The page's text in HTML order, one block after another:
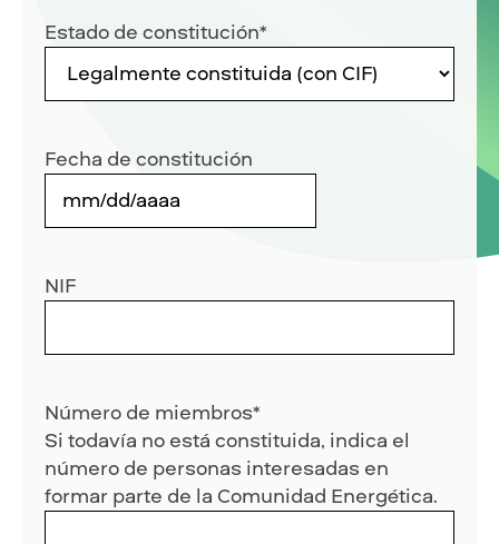
Estado de constitución*
Fecha de constitución
MM
barra
NIF
Número de miembros*
Si todavía no está constituida, indica el
número de personas interesadas en
formar parte de la Comunidad Energética.